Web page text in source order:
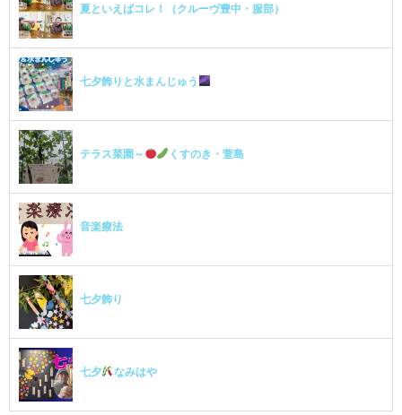
夏といえばコレ！（クルーヴ豊中・服部）
七夕飾りと水まんじゅう
テラス菜園～ くすのき・萱島
音楽療法
七夕飾り
七夕 なみはや